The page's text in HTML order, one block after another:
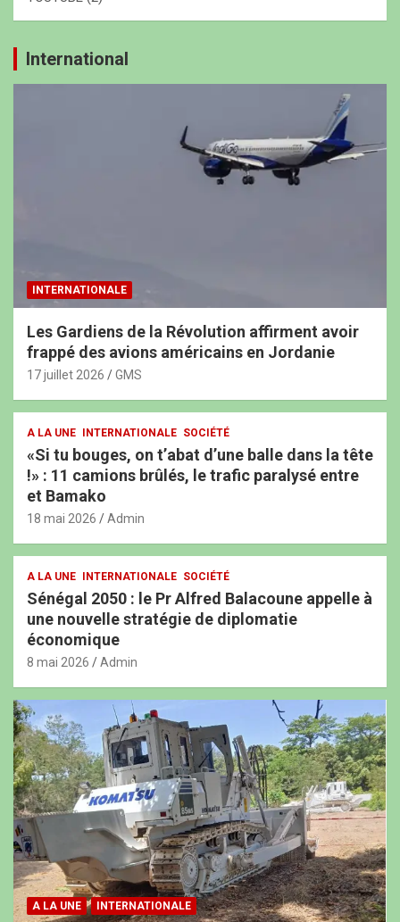
International
INTERNATIONALE
Les Gardiens de la Révolution affirment avoir
frappé des avions américains en Jordanie
17 juillet 2026 GMS
A LA UNE INTERNATIONALE SOCIÉTÉ
«Si tu bouges, on t’abat d’une balle dans la tête
!» : 11 camions brûlés, le trafic paralysé entre
et Bamako
18 mai 2026 Admin
A LA UNE INTERNATIONALE SOCIÉTÉ
Sénégal 2050 : le Pr Alfred Balacoune appelle à
une nouvelle stratégie de diplomatie
économique
8 mai 2026 Admin
A LA UNE INTERNATIONALE